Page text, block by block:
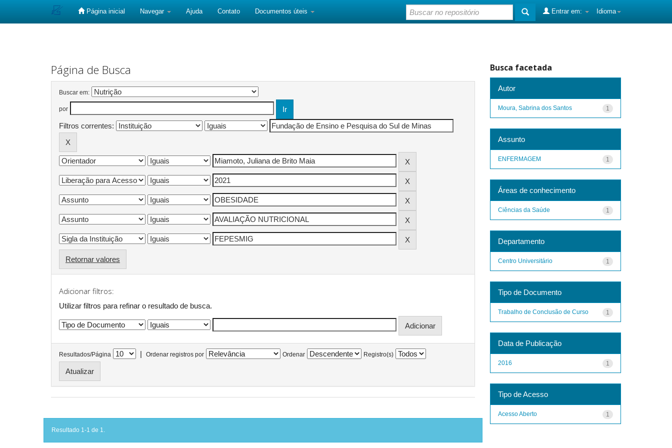
Página inicial Navegar Ajuda Contato Documentos úteis Idioma
Entrar em:
Página de Busca
Buscar em:
por
Filtros correntes:
Retornar valores
Adicionar filtros:
Utilizar filtros para refinar o resultado de busca.
Resultados/Página | Ordenar registros por Ordenar Registro(s)
Resultado 1-1 de 1.
Busca facetada
Autor
1
Moura, Sabrina dos Santos
Assunto
1
ENFERMAGEM
Áreas de conhecimento
1
Ciências da Saúde
Departamento
1
Centro Universitário
Tipo de Documento
1
Trabalho de Conclusão de Curso
Data de Publicação
1
2016
Tipo de Acesso
1
Acesso Aberto